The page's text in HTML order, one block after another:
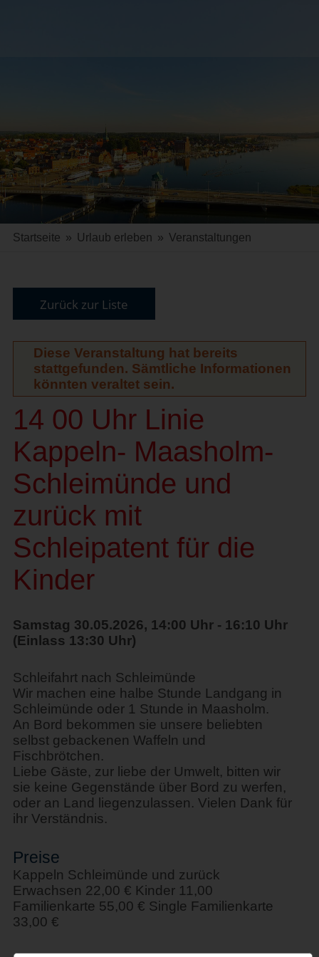
Startseite » Urlaub erleben » Veranstaltungen
Zurück zur Liste
Diese Veranstaltung hat bereits
stattgefunden. Sämtliche Informationen
könnten veraltet sein.
14 00 Uhr Linie
Kappeln- Maasholm-
Schleimünde und
zurück mit
Schleipatent für die
Kinder
Samstag 30.05.2026, 14:00 Uhr - 16:10 Uhr
(Einlass 13:30 Uhr)
Schleifahrt nach Schleimünde
Wir machen eine halbe Stunde Landgang in
Schleimünde oder 1 Stunde in Maasholm.
An Bord bekommen sie unsere beliebten
selbst gebackenen Waffeln und
Fischbrötchen.
Liebe Gäste, zur liebe der Umwelt, bitten wir
sie keine Gegenstände über Bord zu werfen,
oder an Land liegenzulassen. Vielen Dank für
ihr Verständnis.
Preise
Kappeln Schleimünde und zurück
Erwachsen 22,00 € Kinder 11,00
Familienkarte 55,00 € Single Familienkarte
33,00 €